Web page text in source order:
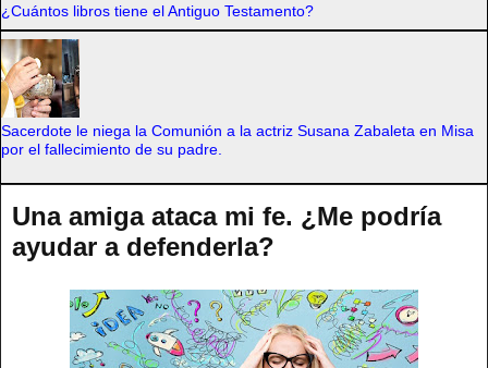
¿Cuántos libros tiene el Antiguo Testamento?
Sacerdote le niega la Comunión a la actriz Susana Zabaleta en Misa
por el fallecimiento de su padre.
Una amiga ataca mi fe. ¿Me podría
ayudar a defenderla?